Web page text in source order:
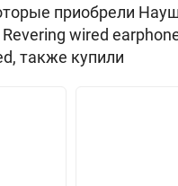
приобрели
wired
также купили